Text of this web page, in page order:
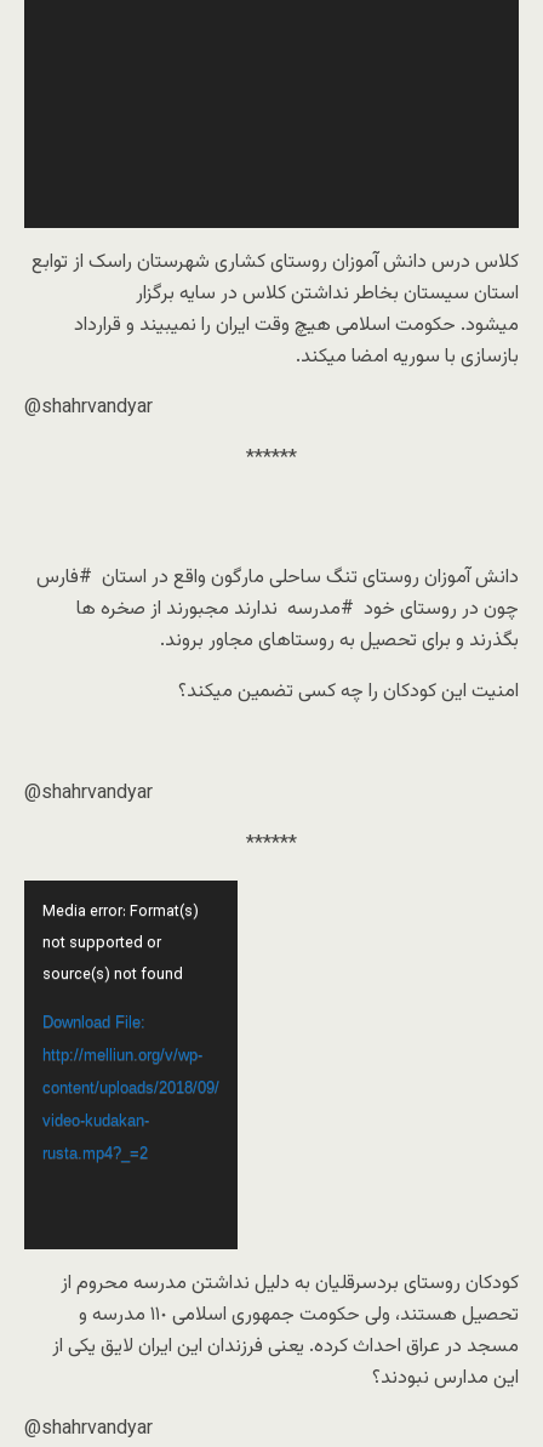
کلاس درس دانش آموزان روستای کشاری شهرستان راسک از توابع
استان سیستان‌ بخاطر نداشتن کلاس در سایه برگزار
میشود.‎ حکومت اسلامی هیچ وقت ایران را نمیبیند و قرارداد
بازسازی با سوریه امضا میکند.
@shahrvandyar
******
دانش آموزان روستای تنگ ساحلی مارگون واقع در استان ⁧ #فارس ⁩
چون در روستای خود ⁧ #مدرسه ⁩ ندارند مجبورند از صخره ها
بگذرند و برای تحصیل به روستاهای مجاور بروند.
‏امنیت این کودکان را چه کسی تضمین میکند؟
@shahrvandyar
******
Media error: Format(s)
not supported or
source(s) not found
Download File:
http://melliun.org/v/wp-
content/uploads/2018/09/
video-kudakan-
rusta.mp4?_=2
کودکان روستای بردسرقلیان به دلیل نداشتن مدرسه محروم از
تحصیل هستند، ولی حکومت جمهوری اسلامی ١١٠ مدرسە و
مسجد در عراق احداث کرده. یعنی فرزندان این ایران لایق یکی از
این مدارس نبودند؟
@shahrvandyar